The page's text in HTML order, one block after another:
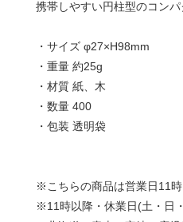
携帯しやすい円柱型のコン
・サイズ φ27×H98mm
・重量 約25g
・材質 紙、木
・数量 400
・包装 透明袋
※こちらの商品は営業日11時
※11時以降・休業日(土・日